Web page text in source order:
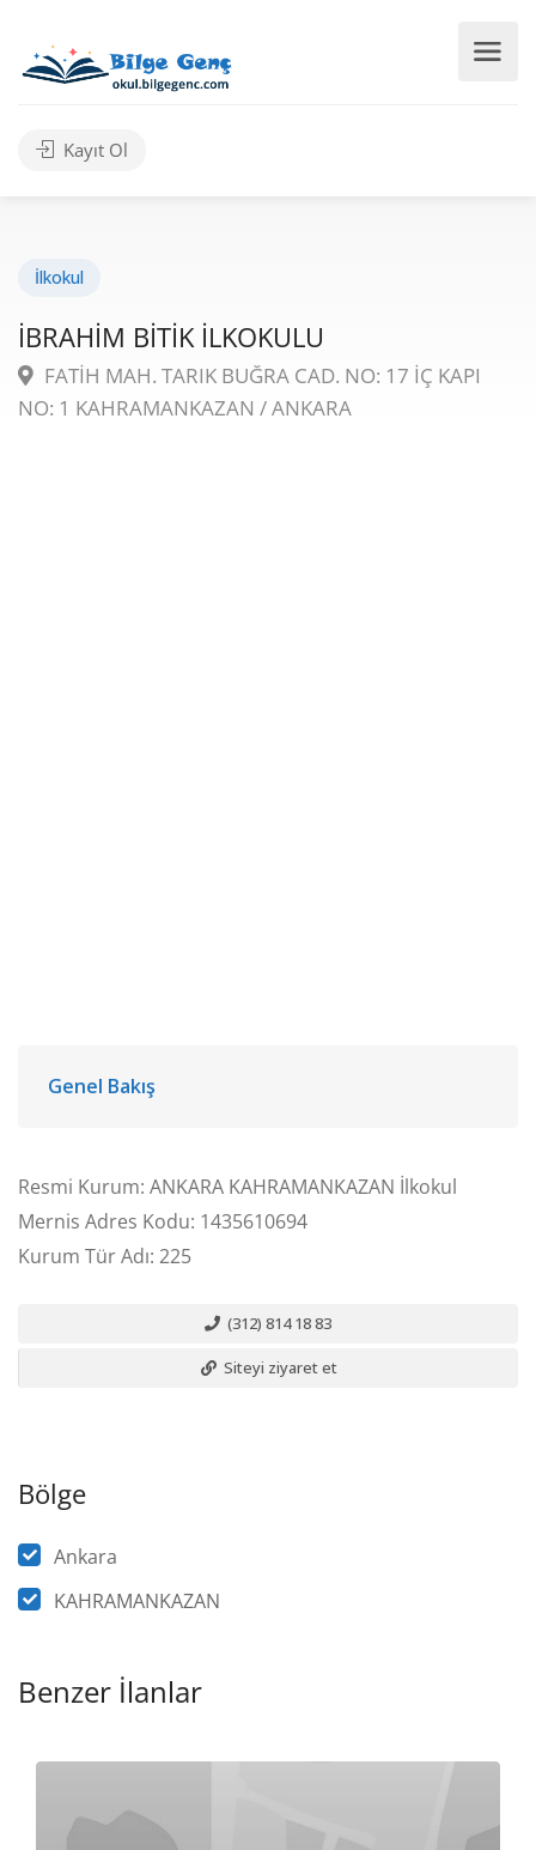
Kayıt Ol
İlkokul
İBRAHİM BİTİK İLKOKULU
FATİH MAH. TARIK BUĞRA CAD. NO: 17 İÇ KAPI
NO: 1 KAHRAMANKAZAN / ANKARA
Genel Bakış
Resmi Kurum: ANKARA KAHRAMANKAZAN İlkokul
Mernis Adres Kodu: 1435610694
Kurum Tür Adı: 225
(312) 814 18 83
Siteyi ziyaret et
Bölge
Ankara
KAHRAMANKAZAN
Benzer İlanlar